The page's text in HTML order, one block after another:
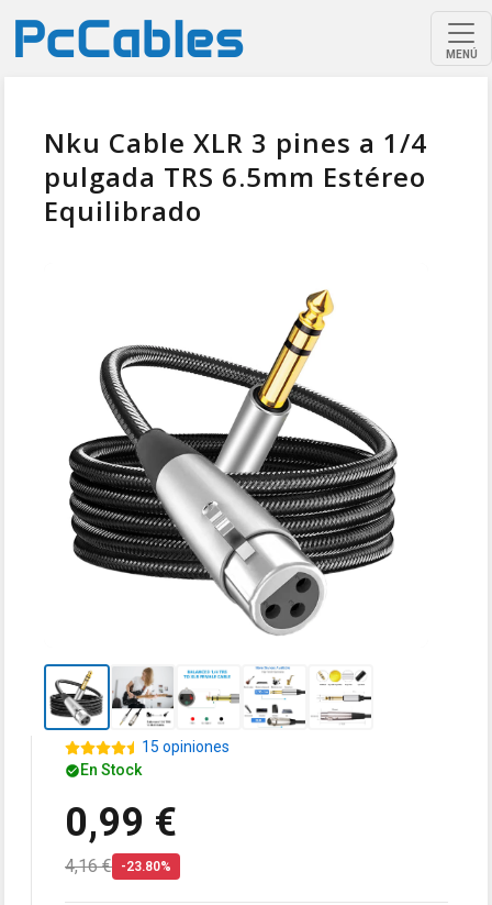
MENÚ
Nku Cable XLR 3 pines a 1/4
pulgada TRS 6.5mm Estéreo
Equilibrado
15 opiniones
En Stock
0,99 €
4,16 € -23.80%